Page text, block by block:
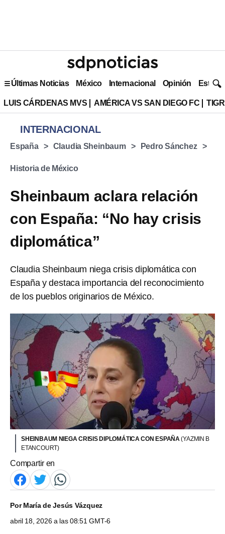
Últimas Noticias México Internacional Opinión Estilo
LUIS CÁRDENAS MVS AMÉRICA VS SAN DIEGO FC
INTERNACIONAL
España Claudia Sheinbaum Pedro Sánchez
Historia de México
Sheinbaum aclara relación
con España: “No hay crisis
diplomática”
Claudia Sheinbaum niega crisis diplomática con
España y destaca importancia del reconocimiento
de los pueblos originarios de México.
SHEINBAUM NIEGA CRISIS DIPLOMÁTICA CON ESPAÑA(YAZMIN B
ETANCOURT)
Compartir en
PorMaría de Jesús Vázquez
abril 18, 2026 a las 08:51 GMT-6